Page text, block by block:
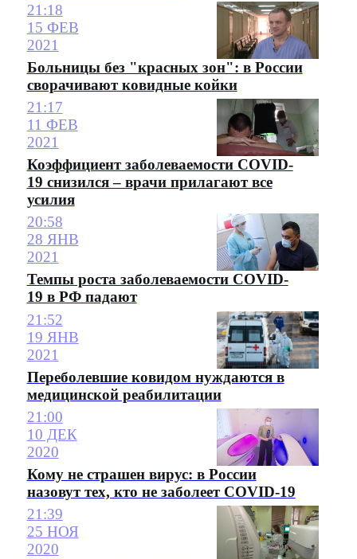
21:18
15 ФЕВ
2021
Больницы без "красных зон": в России
сворачивают ковидные койки
21:17
11 ФЕВ
2021
Коэффициент заболеваемости COVID-
19 снизился – врачи прилагают все
усилия
20:58
28 ЯНВ
2021
Темпы роста заболеваемости COVID-
19 в РФ падают
21:52
19 ЯНВ
2021
Переболевшие ковидом нуждаются в
медицинской реабилитации
21:00
10 ДЕК
2020
Кому не страшен вирус: в России
назовут тех, кто не заболеет COVID-19
21:39
25 НОЯ
2020